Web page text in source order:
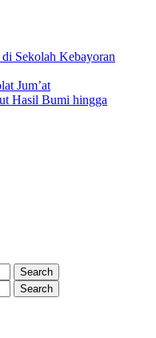
Sekolah Kebayoran
Jum’at
Hasil Bumi hingga